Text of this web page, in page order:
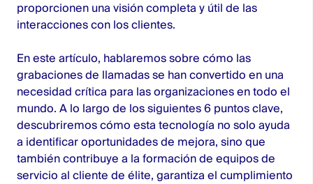
proporcionen una visión completa y útil de las
interacciones con los clientes.
En este artículo, hablaremos sobre cómo las
grabaciones de llamadas se han convertido en una
necesidad crítica para las organizaciones en todo el
mundo. A lo largo de los siguientes 6 puntos clave,
descubriremos cómo esta tecnología no solo ayuda
a identificar oportunidades de mejora, sino que
también contribuye a la formación de equipos de
servicio al cliente de élite, garantiza el cumplimiento